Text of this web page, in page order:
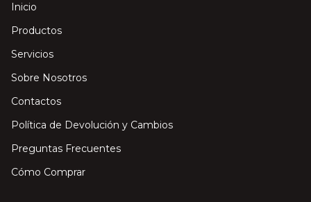
Inicio
Productos
Servicios
Sobre Nosotros
Contactos
Política de Devolución y Cambios
Preguntas Frecuentes
Cómo Comprar